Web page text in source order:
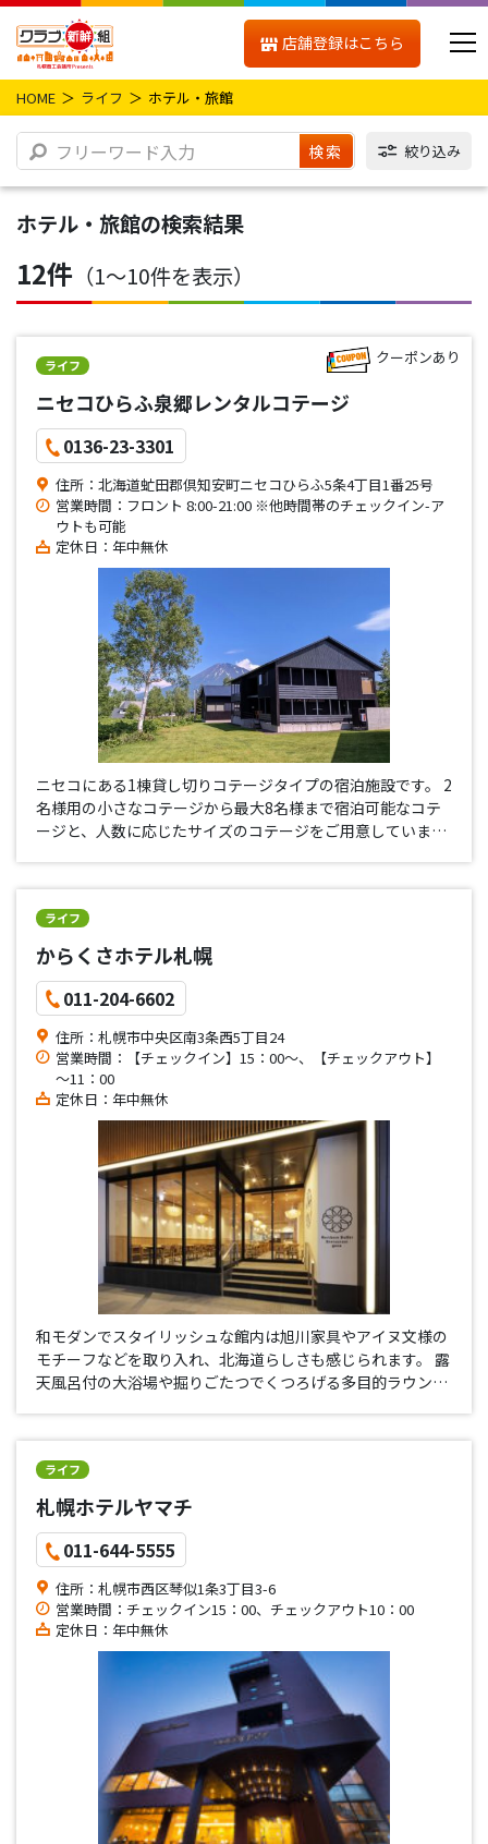
店舗登録はこちら
HOME ライフ ホテル・旅館
検索 絞り込み
ホテル・旅館の検索結果
12件 （1〜10件を表示）
ライフ
ニセコひらふ泉郷レンタルコテージ
0136-23-3301
住所：北海道虻田郡倶知安町ニセコひらふ5条4丁目1番25号
営業時間：フロント 8:00-21:00 ※他時間帯のチェックイン-ア
ウトも可能
定休日：年中無休
ニセコにある1棟貸し切りコテージタイプの宿泊施設です。 2
名様用の小さなコテージから最大8名様まで宿泊可能なコテ
ージと、人数に応じたサイズのコテージをご用意していま
クーポンあり
ライフ
からくさホテル札幌
011-204-6602
住所：札幌市中央区南3条西5丁目24
営業時間：【チェックイン】15：00～、【チェックアウト】
～11：00
定休日：年中無休
和モダンでスタイリッシュな館内は旭川家具やアイヌ文様の
モチーフなどを取り入れ、北海道らしさも感じられます。 露
天風呂付の大浴場や掘りごたつでくつろげる多目的ラウンジ
ライフ
札幌ホテルヤマチ
011-644-5555
住所：札幌市西区琴似1条3丁目3-6
営業時間：チェックイン15：00、チェックアウト10：00
定休日：年中無休